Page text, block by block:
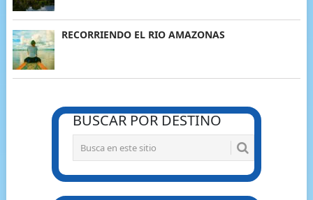
RECORRIENDO EL RIO AMAZONAS
BUSCAR POR DESTINO